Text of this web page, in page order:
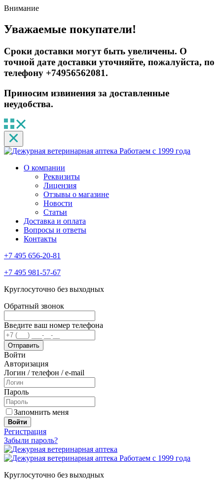
Внимание
Уважаемые покупатели!
Сроки доставки могут быть увеличены. О
точной дате доставки уточняйте, пожалуйста, по
телефону +74956562081.
Приносим извинения за доставленные
неудобства.
Работаем с 1999 года
О компании
Реквизиты
Лицензия
Отзывы о магазине
Новости
Статьи
Доставка и оплата
Вопросы и ответы
Контакты
+7 495 656-20-81
+7 495 981-57-67
Круглосуточно без выходных
Обратный звонок
Введите ваш номер телефона
Войти
Авторизация
Логин / телефон / e-mail
Пароль
Запомнить меня
Войти
Регистрация
Забыли пароль?
Работаем с 1999 года
Круглосуточно без выходных